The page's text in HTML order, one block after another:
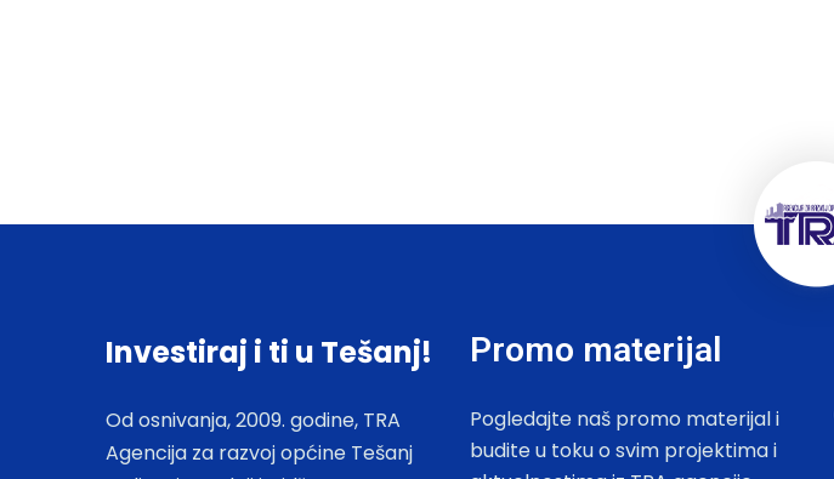
Investiraj i ti u Tešanj!
Od osnivanja, 2009. godine, TRA
Agencija za razvoj općine Tešanj
Promo materijal
Pogledajte naš promo materijal i
budite u toku o svim projektima i